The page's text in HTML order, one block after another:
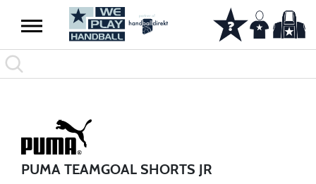
PUMA TEAMGOAL SHORTS JR